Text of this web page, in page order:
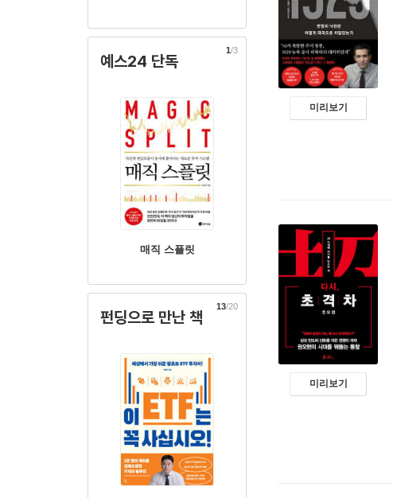
예스24 단독
매직 스플릿
1/3
펀딩으로 만난 책
13/20
미리보기
미리보기